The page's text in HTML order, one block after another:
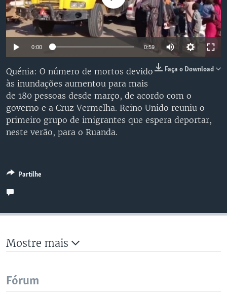
0:00 0:59
Faça o Download
Quénia: O número de mortos devido
às inundações aumentou para mais
de 180 pessoas desde março, de acordo com o
governo e a Cruz Vermelha. Reino Unido reuniu o
primeiro grupo de imigrantes que espera deportar,
neste verão, para o Ruanda.
Partilhe
Mostre mais
Fórum